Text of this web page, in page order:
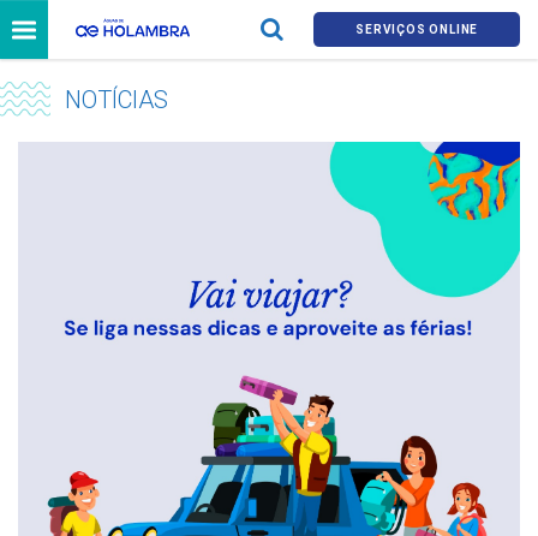
SERVIÇOS ONLINE
NOTÍCIAS